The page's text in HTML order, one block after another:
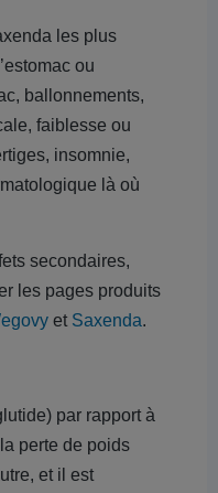
les plus
ou
ballonnements,
faiblesse ou
insomnie,
là où
secondaires,
les pages produits
et Saxenda.
par rapport à
perte de poids
et il est